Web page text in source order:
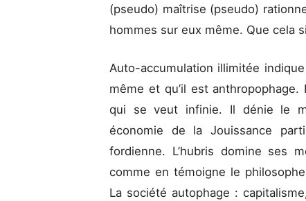
(pseudo) maîtrise (pseudo)
hommes sur eux même. Que cela
Auto-accumulation illimitée
même et qu’il est
qui se veut infinie. Il dénie le
économie de la Jouissance
fordienne. L’hubris domine ses
comme en témoigne le
La société autophage :